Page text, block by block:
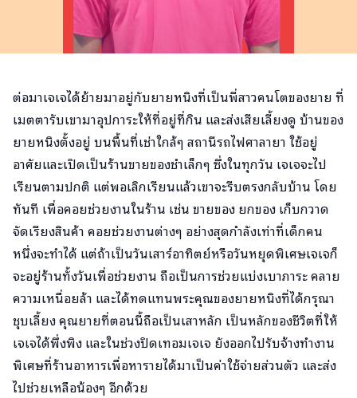
ต่อมาเจเจได้ย้ายมาอยู่กับยายหนิงที่เป็นพี่สาวคนโตของยาย ที่
เมตตารับเขามาอุปการะให้ที่อยู่ที่กิน และส่งเสียเลี้ยงดู บ้านของ
ยายหนิงตั้งอยู่ บนพื้นที่เช่าใกล้ๆ สถานีรถไฟศาลายา ใช้อยู่
อาศัยและเปิดเป็นร้านขายของชำเล็กๆ ซึ่งในทุกวัน เจเจจะไป
เรียนตามปกติ แต่พอเลิกเรียนแล้วเขาจะรีบตรงกลับบ้าน โดย
ทันที เพื่อคอยช่วยงานในร้าน เช่น ขายของ ยกของ เก็บกวาด
จัดเรียงสินค้า คอยช่วยงานต่างๆ อย่างสุดกำลังเท่าที่เด็กคน
หนึ่งจะทำได้ แต่ถ้าเป็นวันเสาร์อาทิตย์หรือวันหยุดพิเศษเจเจก็
จะอยู่ร้านทั้งวันเพื่อช่วยงาน ถือเป็นการช่วยแบ่งเบาภาระ คลาย
ความเหนื่อยล้า และได้ทดแทนพระคุณของยายหนิงที่ได้กรุณา
ชุบเลี้ยง คุณยายที่ตอนนี้ถือเป็นเสาหลัก เป็นหลักของชีวิตที่ให้
เจเจได้พึ่งพิง และในช่วงปิดเทอมเจเจ ยังออกไปรับจ้างทำงาน
พิเศษที่ร้านอาหารเพื่อหารายได้มาเป็นค่าใช้จ่ายส่วนตัว และส่ง
ไปช่วยเหลือน้องๆ อีกด้วย